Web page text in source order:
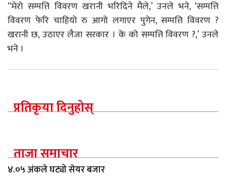
‘‘मेरो सम्पत्ति विवरण खरानी भरिदिने मैले,’ उनले भने, ‘सम्पत्ति
विवरण फेरि चाहियो रु आगो लगाएर पुगेन, सम्पत्ति विवरण ?
खरानी छ, उठाएर लैजा सरकार । के को सम्पत्ति विवरण ?,’ उनले
भने ।
प्रतिकृया दिनुहोस्
ताजा समाचार
४.०५ अंकले घट्यो सेयर बजार